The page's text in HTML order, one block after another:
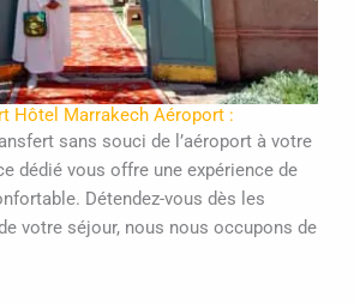
Hôtel Marrakech Aéroport :
sans souci de l’aéroport à votre
dédié vous offre une expérience de
Détendez-vous dès les
votre séjour, nous nous occupons de